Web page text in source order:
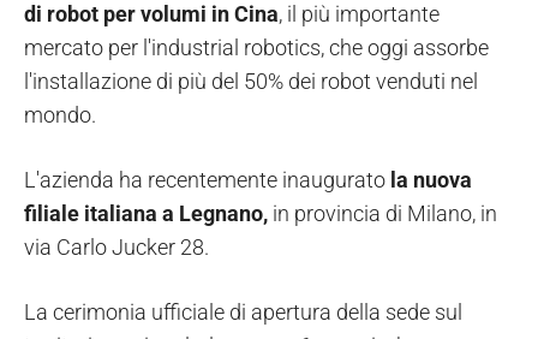
di robot per volumi in Cina, il più importante
mercato per l'industrial robotics, che oggi assorbe
l'installazione di più del 50% dei robot venduti nel
mondo.
L'azienda ha recentemente inaugurato la nuova
filiale italiana a Legnano, in provincia di Milano, in
via Carlo Jucker 28.
La cerimonia ufficiale di apertura della sede sul